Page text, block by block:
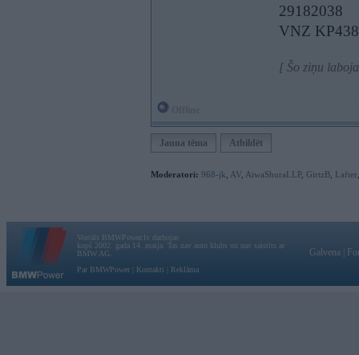
29182038
VNZ
[ Šo ziņu
Jauna tēma Atbildēt
Moderatori: 968-jk AV AiwaShuraLLP, GirtzB Lafter
Vortāls BMWPower.lv darbojas
kopš 2002. gada 14. maija. Tas nav auto klubs un nav saistīts ar
BMW AG.
Par BMWPower
Kontakti Reklāma
Galvena